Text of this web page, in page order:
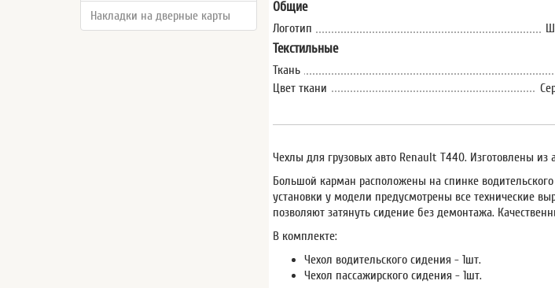
Накладки на дверные карты
Общие
Логотип
Текстильные
Ткань
Цвет ткани
Чехлы для грузовых авто Renault T440. Изготовлены
Большой карман расположены на спинке
установки у модели предусмотрены все технические
позволяют затянуть сидение без демонтажа.
В комплекте:
Чехол водительского сидения - 1шт.
Чехол пассажирского сидения - 1шт.